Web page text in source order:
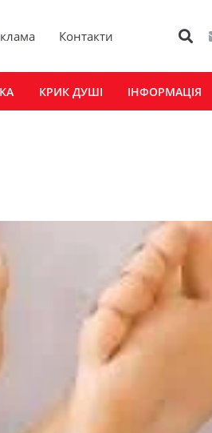
Контакти
КРИК ДУШІ ІНФОРМАЦІЯ